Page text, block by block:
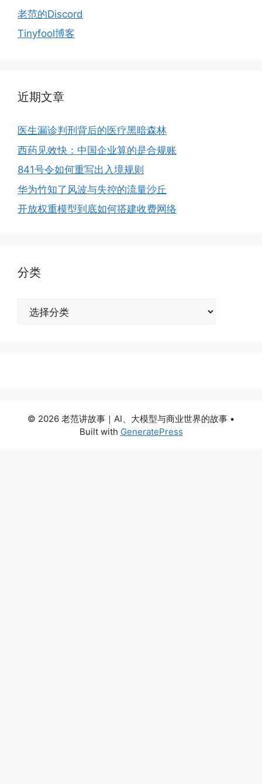
老范的Discord
Tinyfool博客
近期文章
医生漏诊判刑背后的医疗黑暗森林
西药见效快：中国企业算的是合规账
841号令如何重写出入境规则
华为竹知了风波与失控的流量沙丘
开放权重模型到底如何搭建收费网络
分类
© 2026 老范讲故事｜AI、大模型与商业世界的故事 •
Built with GeneratePress